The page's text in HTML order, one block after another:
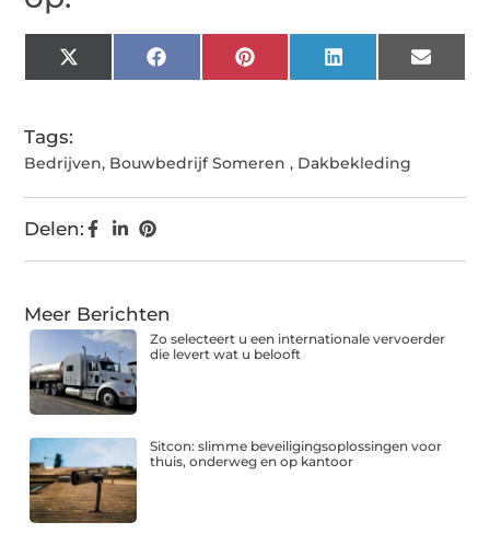
X
(Twitter)
FacebookPinterestLinkedIn Email
Tags:
Bedrijven, Bouwbedrijf Someren , Dakbekleding
Delen:
Meer Berichten
Zo selecteert u een internationale vervoerder
die levert wat u belooft
Sitcon: slimme beveiligingsoplossingen voor
thuis, onderweg en op kantoor